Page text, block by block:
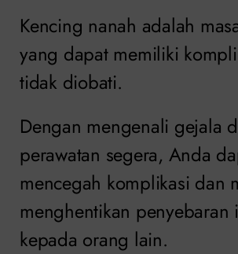
Kencing nanah adalah
yang dapat memiliki
tidak diobati.
Dengan mengenali gejala
perawatan segera, Anda
mencegah komplikasi dan
menghentikan penyebaran
kepada orang lain.